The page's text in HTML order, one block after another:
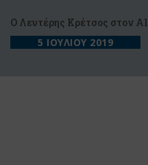
Ο Λευτέρης Κρέτσος στον
5 ΙΟΥΛΙΟΥ 2019